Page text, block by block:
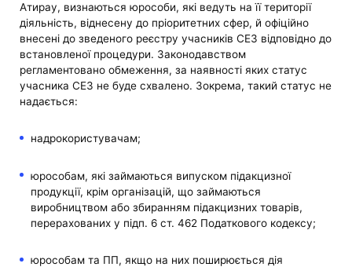
Атирау, визнаються юрособи, які ведуть на її території
діяльність, віднесену до пріоритетних сфер, й офіційно
внесені до зведеного реєстру учасників СЕЗ відповідно до
встановленої процедури. Законодавством
регламентовано обмеження, за наявності яких статус
учасника СЕЗ не буде схвалено. Зокрема, такий статус не
надається:
надрокористувачам;
юрособам, які займаються випуском підакцизної
продукції, крім організацій, що займаються
виробництвом або збиранням підакцизних товарів,
перерахованих у підп. 6 ст. 462 Податкового кодексу;
юрособам та ПП, якщо на них поширюється дія